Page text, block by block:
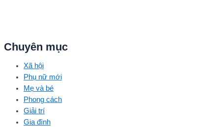
Chuyên mục
Xã hội
Phụ nữ mới
Mẹ và bé
Phong cách
Giải trí
Gia đình